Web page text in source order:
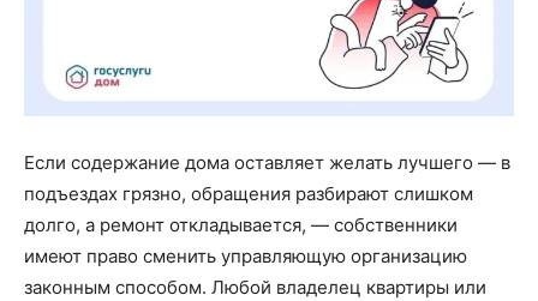
Если содержание дома оставляет желать лучшего — в
подъездах грязно, обращения разбирают слишком
долго, а ремонт откладывается, — собственники
имеют право сменить управляющую организацию
законным способом. Любой владелец квартиры или